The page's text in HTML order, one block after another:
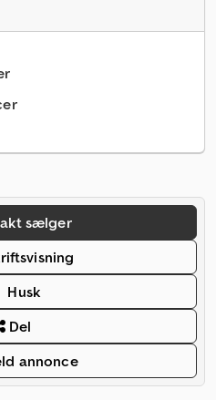
sælger
Husk
Del
annonce